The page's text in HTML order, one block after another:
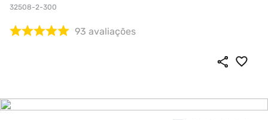
32508-2-300
93 avaliações